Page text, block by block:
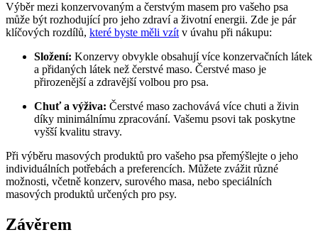
Výběr mezi konzervovaným a čerstvým masem pro vašeho psa
může být rozhodující pro jeho zdraví a životní energii. Zde je pár
klíčových rozdílů, které byste měli vzít v úvahu při nákupu:
Složení: Konzervy obvykle obsahují více konzervačních látek
a přidaných látek než čerstvé maso. Čerstvé maso je
přirozenější a zdravější volbou pro psa.
Chuť a výživa: Čerstvé maso zachovává více chuti a živin
díky minimálnímu zpracování. Vašemu psovi tak poskytne
vyšší kvalitu stravy.
Při výběru masových produktů pro vašeho psa přemýšlejte o jeho
individuálních potřebách a preferencích. Můžete zvážit různé
možnosti, včetně konzerv, surového masa, nebo speciálních
masových produktů určených pro psy.
Závěrem